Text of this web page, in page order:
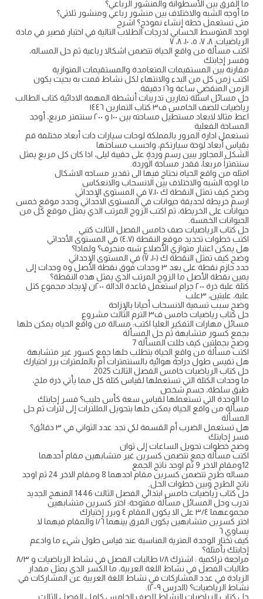
ما الفرق بين الأسطوانة والمنشور الرباعي؟
ما أوجه الشبه والاختلاف بين منشور رباعي ومنشور ثلاثي؟
متى تستعمل خطة إنشاء نموذج؟ اشرح
اوجد المتوسط الحسابي لدرجات الطلاب التالية في اختبار قصير في مادة
الرياضيات: ٨، ٧، ٥، ١٠، ٨، ٧
اكتب مسألة من واقع الحياة تتضمن اشكالا رباعية ثم حل المساله،
وفسر إجابتك
مقارنة بين المستقيمات المتعامدة والمستقيمات المتوازية
اكتب زمن كل من البدء والانتهاء لكل نشاط قمت به بحيث يكون
الزمن المنقضي ساعة و١٦ دقيقة.
حل مسائل اسئلة تمارين تدريبات أنشطة المهمة الادائية كتاب الطالب
رياضيات للصف الخامس ف٣ كتاب التمارين ١٤٤٦
اعط مثالا لابعاد مستطيل مساحته بين ١٠٠ و ٢٠٠ سنتمتر مربع، أوجد
المساحة الفعلية
تستعمل ادارة المرور بالمملكة لوحات سيارات ذات أبعاد مختلفة قم
بقياس أبعاد لوحة سيارتكم، واحسب مساحتها
الشكل المجاور يبين رسم وردةٍ على حقيبة ليلى، اذا كان كل مربع يمثل
سنتمتراً مربعاً، فقدر مساحة الوردة.
امثله من واقع الحياه نحتاج فيها الى تقدير مساحه الاشكال
ما اوجه الشبه والاختلاف بين الانسحاب والانعكاس
وضح كيف تمثل النقطة ك ٧،١٠ في المستوى الإحداثي
ارسم خريطة لحديقة حيوانات في المستوى الاحداثي وحدد موقع خمس
حيوانات على الخريطة، ثم اكتب الزوج المرتب الذي يمثل موقع كل من
الحيوانات الخمسة.
حل كتاب الرياضيات صف خامس الفصل الثالث كتبي
اكتب خطوات تحديد موقع النقطة (٤،٧) في المستوى الأحداثي
هل يمكن اعتبار متوازي الأضلاع شبه منحرف؟ ولماذا؟
وضح كيف تمثل النقطة ك (١٠، ٧) في المستوى الإحداثي
حدد حازم نقطة على بعد ٣ وحدات فوق نقطة الأصل و٥ وحدات إلى
يمين نقطة الأصل ما الزوج المرتب الذي يمثل هذه النقطة؟
كتلة علبة ذرة ٢٠٠ جرام استعمل قاعدة الدالة ٢٠٠ن لإيجاد مجموع كتل
علبة، علبتين، ٣علب
وضح سبب تسمية الانسحاب أحيانا بالإزاحة
حل كتاب رياضيات خامس ف٣ الترم الثالث مشروع
مسائل مهارات التفكير العليا اكتب: مسالة من واقع الحياه يمكن حلها
بجمع كسور متشابهة ثم حل المسألة
وضح بجملتين كيف حللت المسألة 7
اكتب مسألة من واقع الحياة يتطلب حلها جمع كسور غير متشابهة
هل تقيس طول دراجة هوائية بالسنتمترات أم بالملمترات برر اختيارك
حل كتاب الرياضيات خامس الفصل الثالث 2025
ما وحدات الكتلة التي تستعملها لقياس كتلة كل مما يأتي ذرة ملح،
طبق سلطة، جسم شخص
ما الوحدة التي تستعملها لقياس سعة كأس حليب؟ فسر إجابتك
مسألة من واقع الحياة يمكن حلها بتحويل المللترات إلى لترات ثم حل
المسألة
هل تستعمل الضرب أم القسمة لكي تجد عدد الثواني في ٣ دقائق؟
فسر إجابتك
وضح خطوات تحويل الساعات إلى ثوان
اكتب مسألة جمع تتضمن كسرين غير متشابهين مقام أحدهما
12ومقام الاخر 9 ثم اوجد ناتج الجمع
مساله طرح تتضمن كسرين مقام احدهما 8 ومقام الاخر 24 ثم اوجد
ناتج الطرح وبين خطوات الحل.
حل كتاب رياضيات خامس ابتدائي الفصل الثالث 1446 المنهج الجديد
تدرب وحل المسائل مسألة مفتوحة: اختر كسرين متشابهين
مجموعهما ٣/٤ على الا يكون المقام ٤ وبرر إختيارك
اختر كسرين متشابهين يكون الفرق بينهما ١/٦ والمقام فيهما لا
يساوي ٦
كيف تختار الوحدة المترية المناسبة عند قياس طول شيء ما وادعم
إجابتك بأمثلة؟
مراجعة تراكمية : اشترك ١/٨ طالبات الفصل في نشاط الرياضيات و ٨/٣
طالبات الفصل في نشاط اللغة العربية، ما الكسر الذي يمثل مقدار
الزيادة في عدد المشاركات في نشاط اللغة العربية عن المشاركات في
نشاط الرياضيات؟ (الدرس ٩-٢).
حل كتاب الرياضيات النشاط للصف الخامس كامل الفصل الثالث